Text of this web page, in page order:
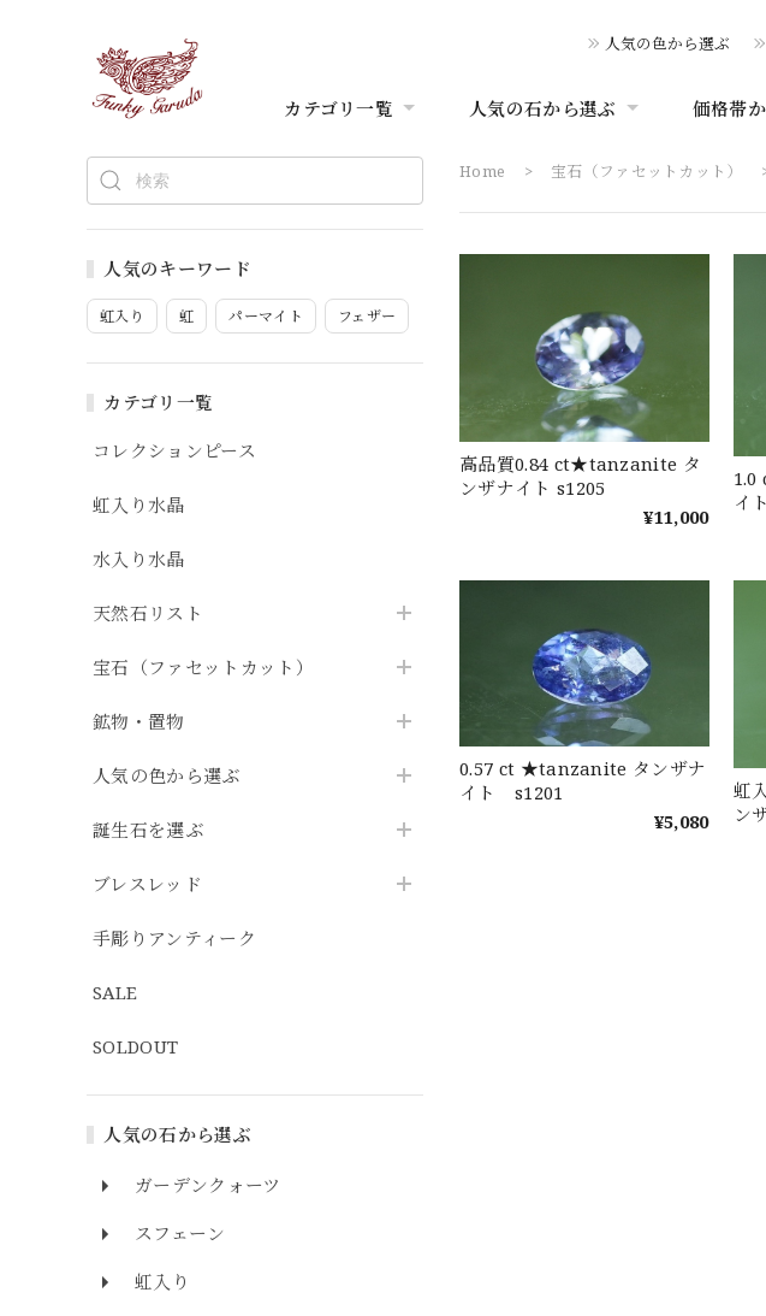
人気の色から選ぶ
カテゴリ一覧 人気の石から選ぶ 価格帯
人気のキーワード
虹入り 虹 パーマイト フェザー
カテゴリ一覧
コレクションピース
虹入り水晶
水入り水晶
天然石リスト
宝石（ファセットカット）
鉱物・置物
人気の色から選ぶ
誕生石を選ぶ
ブレスレッド
手彫りアンティーク
SALE
SOLDOUT
人気の石から選ぶ
ガーデンクォーツ
スフェーン
虹入り
Home 宝石（ファセットカット）
高品質0.84 ct★tanzanite タ
ンザナイト s1205
¥11,000
イ
0.57 ct ★tanzanite タンザナ
イト s1201
¥5,080
虹
ン